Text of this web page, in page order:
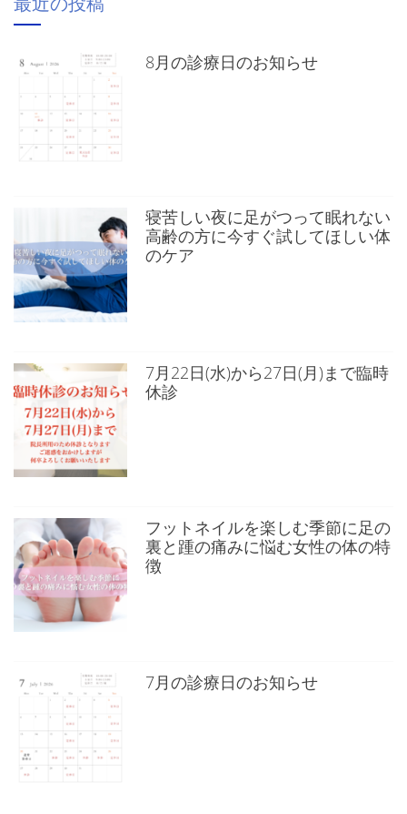
8月の診療日のお知らせ
寝苦しい夜に足がつって眠れない
高齢の方に今すぐ試してほしい体
のケア
7月22日(水)から27日(月)まで臨時
休診
フットネイルを楽しむ季節に足の
裏と踵の痛みに悩む女性の体の特
徴
7月の診療日のお知らせ